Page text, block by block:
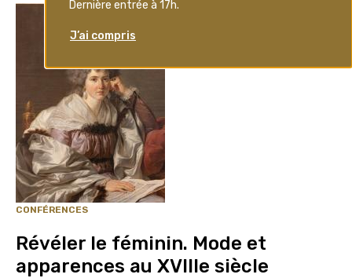
CONFÉRENCES
Révéler le féminin. Mode et
apparences au XVIIIe siècle